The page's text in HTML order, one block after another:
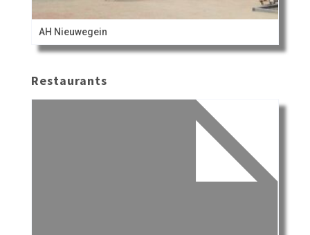
AH Nieuwegein
Restaurants